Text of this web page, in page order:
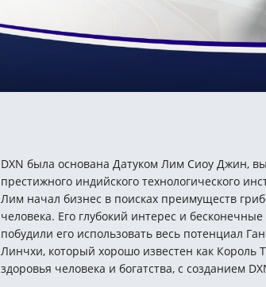
DXN была основана Датуком Лим Сиоу Джин,
престижного индийского технологического
Лим начал бизнес в поисках преимуществ
человека. Его глубокий интерес и бесконечные
побудили его использовать весь потенциал
Линчхи, который хорошо известен как Король
здоровья человека и богатства, с созданием